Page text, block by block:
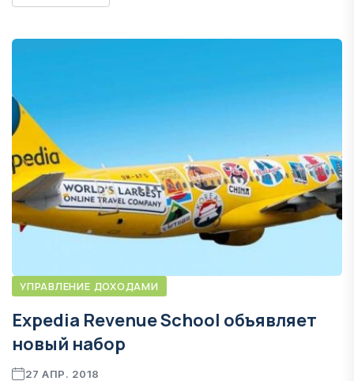
УПРАВЛЕНИЕ ДОХОДАМИ
Expedia Revenue School объявляет
новый набор
27 АПР. 2018